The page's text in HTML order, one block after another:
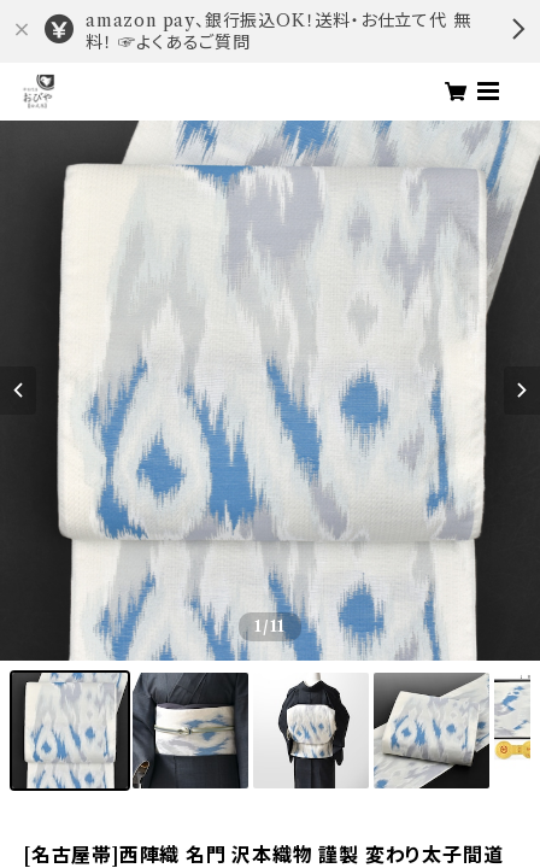
amazon pay、銀行振込OK！送料・お仕立て代 無
料！ ☞よくあるご質問
1/11
[名古屋帯]西陣織 名門 沢本織物 謹製 変わり太子間道